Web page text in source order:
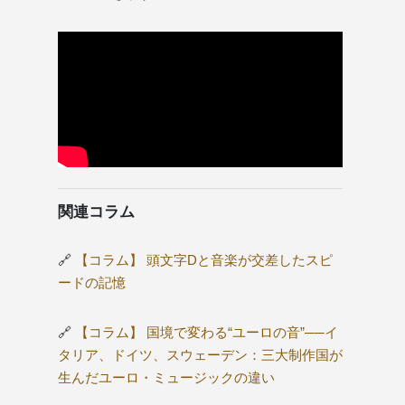
関連コラム
🔗
【コラム】 頭文字Dと音楽が交差したスピ
ードの記憶
🔗
【コラム】 国境で変わる“ユーロの音”──イ
タリア、ドイツ、スウェーデン：三大制作国が
生んだユーロ・ミュージックの違い